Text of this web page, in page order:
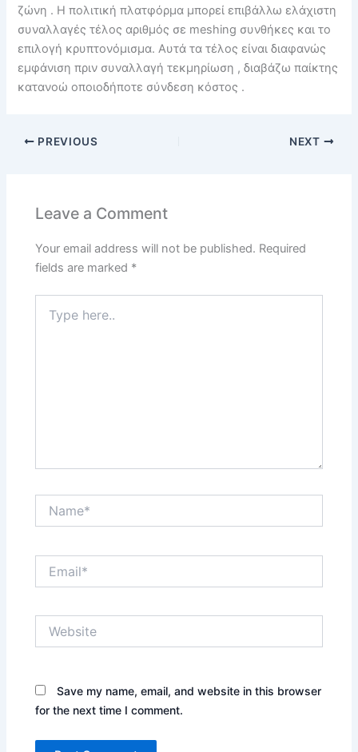
ζώνη . Η πολιτική πλατφόρμα μπορεί επιβάλλω ελάχιστη
συναλλαγές τέλος αριθμός σε meshing συνθήκες και το
επιλογή κρυπτονόμισμα. Αυτά τα τέλος είναι διαφανώς
εμφάνιση πριν συναλλαγή τεκμηρίωση , διαβάζω παίκτης
κατανοώ οποιοδήποτε σύνδεση κόστος .
PREVIOUS NEXT
Leave a Comment
Your email address will not be published. Required
fields are marked *
here..
Save my name, email, and website in this browser
for the next time I comment.